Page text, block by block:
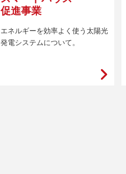
促進事業
エネルギーを効率よく使う太陽光
発電システムについて。